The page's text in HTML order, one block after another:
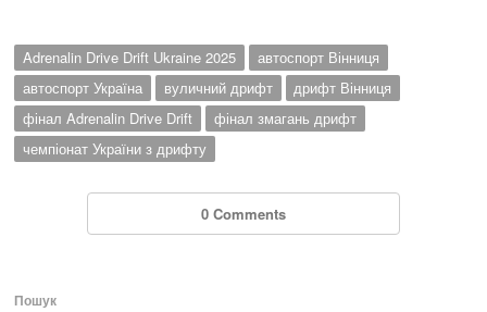
Adrenalin Drive Drift Ukraine 2025
автоспорт Вінниця
автоспорт Україна
вуличний дрифт
дрифт Вінниця
фінал Adrenalin Drive Drift
фінал змагань дрифт
чемпіонат України з дрифту
0 Comments
Пошук